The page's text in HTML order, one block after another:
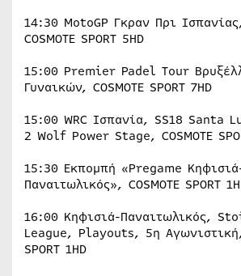
14:30 MotoGP Γκραν Πρι
COSMOTE SPORT 5HD
15:00 Premier Padel Tour
Γυναικών, COSMOTE SPORT 7HD
15:00 WRC Ισπανία, SS18 Santa
2 Wolf Power Stage, COSMOTE
15:30 Εκπομπή «Pregame
Παναιτωλικός», COSMOTE SPORT
16:00 Κηφισιά-Παναιτωλικός,
League, Playouts, 5η Αγωνιστική,
SPORT 1HD